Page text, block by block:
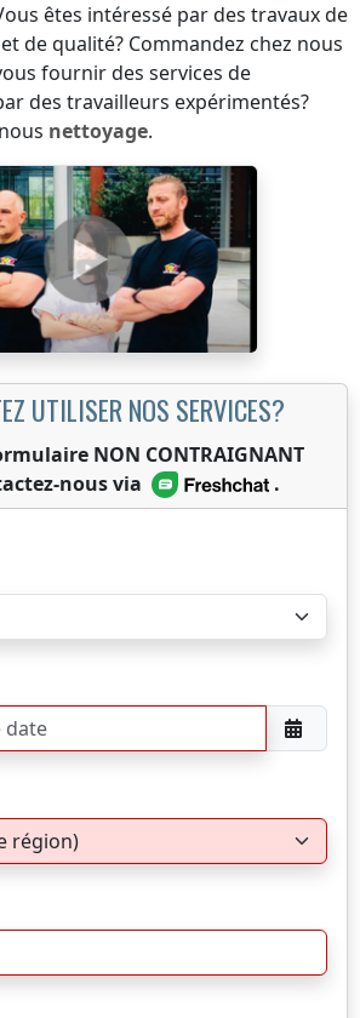
êtes intéressé par des travaux de
de qualité? Commandez chez nous
fournir des services de
des travailleurs expérimentés?
nettoyage.
UTILISER NOS SERVICES?
NON CONTRAIGNANT
nous via
.